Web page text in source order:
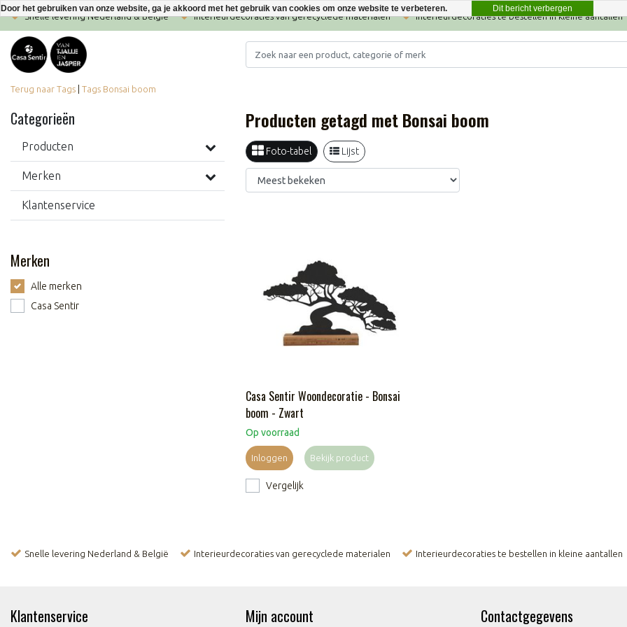
Snelle levering Nederland & België Interieurdecoraties van gerecyclede materialen Interieurdecoraties te bestellen in kleine aantallen
Terug naar Tags Tags Bonsai boom
Categorieën
Producten
Merken
Klantenservice
Merken
Alle merken
Casa Sentir
Producten getagd met Bonsai boom
Foto-tabel Lijst
Casa Sentir Woondecoratie - Bonsai
boom - Zwart
Op voorraad
Inloggen Bekijk product
Vergelijk
Snelle levering Nederland & België Interieurdecoraties van gerecyclede materialen Interieurdecoraties te bestellen in kleine aantallen
Klantenservice Mijn account Contactgegevens
Door het gebruiken van onze website, ga je akkoord met het gebruik van cookies om onze website te verbeteren. Dit bericht verbergen